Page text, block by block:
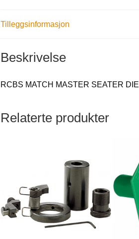
Tilleggsinformasjon
Beskrivelse
RCBS MATCH MASTER SEATER DIE
Relaterte produkter